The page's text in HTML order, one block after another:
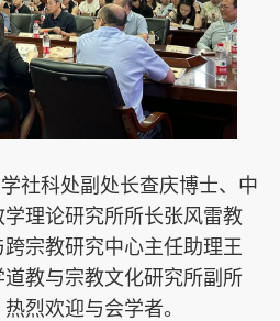
社科处副处长查庆博士、中
理论研究所所长张风雷教
宗教研究中心主任助理王
教与宗教文化研究所副所
烈欢迎与会学者。